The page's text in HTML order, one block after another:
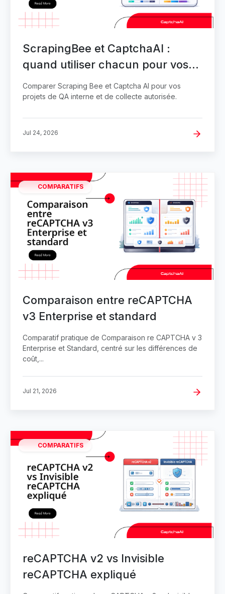
ScrapingBee et CaptchaAI :
quand utiliser chacun pour vos
projets
Comparer Scraping Bee et Captcha AI pour vos
projets de QA interne et de collecte autorisée.
Jul 24, 2026
COMPARATIFS
Comparaison entre reCAPTCHA
v3 Enterprise et standard
Comparatif pratique de Comparaison re CAPTCHA v 3
Enterprise et Standard, centré sur les différences de
coût,...
Jul 21, 2026
COMPARATIFS
reCAPTCHA v2 vs Invisible
reCAPTCHA expliqué